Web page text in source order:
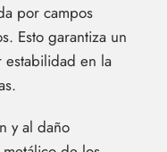
por campos
Esto garantiza un
estabilidad en la
y al daño